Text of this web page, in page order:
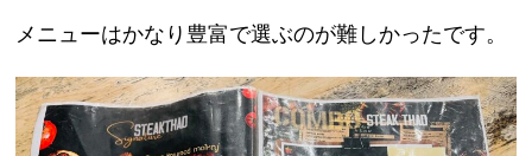
メニューはかなり豊富で選ぶのが難しかったです。